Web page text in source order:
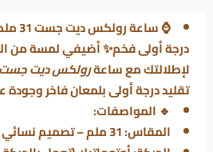
⌚
درجة أولى فخم✨ أضيفي لمسة من
لإطلالتك مع ساعةرولكس ديت
تقليد درجة أولى بلمعان فاخر وجودة
🔹 المواصفات:
المقاس: 31 ملم – تصميم نسائي أنيق متوسط الحجم